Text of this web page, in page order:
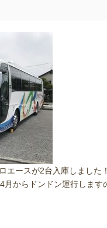
エースが2台入庫しました
月からドンドン運行しま